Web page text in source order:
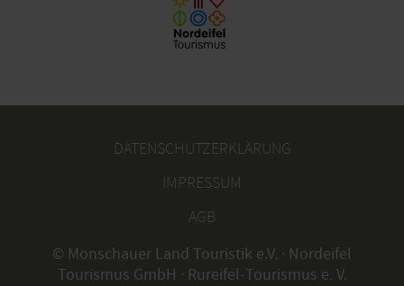
DATENSCHUTZERKLÄRUNG
IMPRESSUM
AGB
© Monschauer Land Touristik e.V. · Nordeifel
Tourismus GmbH · Rureifel-Tourismus e. V.